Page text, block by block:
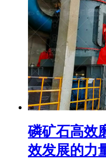
磷矿石高效
效发展的力